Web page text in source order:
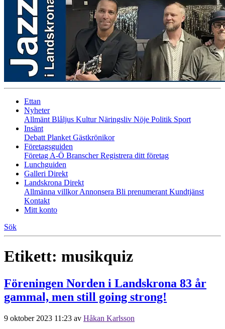
Ettan
Nyheter
Allmänt Blåljus KulturNäringsliv Nöje Politik Sport
Insänt
Debatt Planket Gästkrönikor
Företagsguiden
Företag A-Ö BranscherRegistrera ditt företag
Lunchguiden
Galleri Direkt
Landskrona Direkt
Allmänna villkorAnnonsera Bli prenumerant Kundtjänst
Kontakt
Mitt konto
Sök
Etikett: musikquiz
Föreningen Norden i Landskrona 83 år
gammal, men still going strong!
9 oktober 2023 11:23 av Håkan Karlsson